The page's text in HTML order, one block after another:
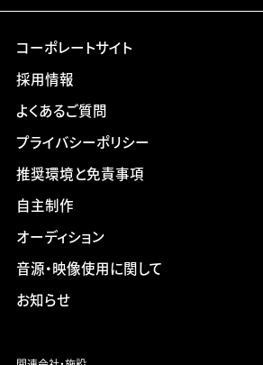
コーポレートサイト
採用情報
よくあるご質問
プライバシーポリシー
推奨環境と免責事項
自主制作
オーディション
音源・映像使用に関して
お知らせ